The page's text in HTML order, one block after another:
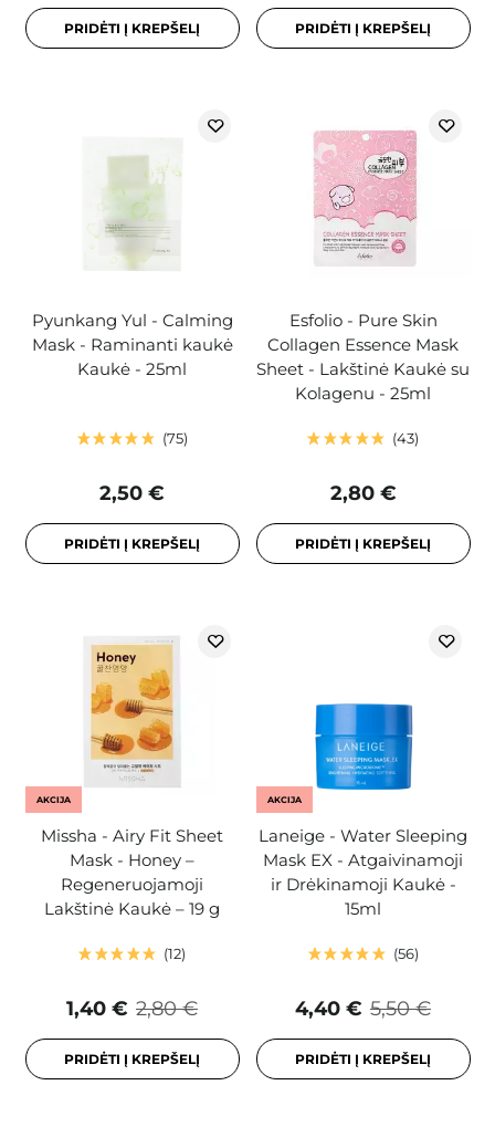
PRIDĖTI Į KREPŠELĮ PRIDĖTI Į KREPŠELĮ
Pyunkang Yul - Calming
Mask - Raminanti kaukė
Kaukė - 25ml
75
2,50 €
PRIDĖTI Į KREPŠELĮ
Esfolio - Pure Skin
Collagen Essence Mask
Sheet - Lakštinė Kaukė su
Kolagenu - 25ml
43
2,80 €
PRIDĖTI Į KREPŠELĮ
AKCIJA
Missha - Airy Fit Sheet
Mask - Honey –
Regeneruojamoji
Lakštinė Kaukė – 19 g
12
2,80 €
1,40 €
PRIDĖTI Į KREPŠELĮ
AKCIJA
Laneige - Water Sleeping
Mask EX - Atgaivinamoji
ir Drėkinamoji Kaukė -
15ml
56
5,50 €
4,40 €
PRIDĖTI Į KREPŠELĮ